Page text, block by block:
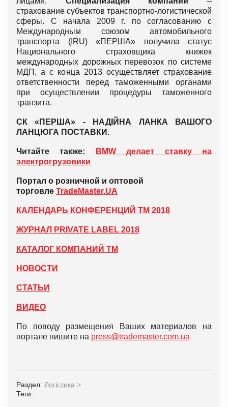
страхование субъектов транспортно-логистической
сферы. С начала 2009 г. по согласованию с
Международным союзом автомобильного
транспорта (IRU) «ПЕРША» получила статус
Национального страховщика книжек
международных дорожных перевозок по системе
МДП, а с конца 2013 осуществляет страхование
ответственности перед таможенными органами
при осуществлении процедуры таможенного
транзита.
СК «ПЕРША» - НАДІЙНА ЛАНКА ВАШОГО
ЛАНЦЮГА ПОСТАВКИ.
Читайте также:
BMW делает ставку на
электрогрузовики
Портал о розничной и оптовой
торговле TradeMaster.UA
КАЛЕНДАРЬ КОНФЕРЕНЦИЙ ТМ 2018
ЖУРНАЛ PRIVATE LABEL 2018
КАТАЛОГ КОМПАНИЙ ТМ
НОВОСТИ
СТАТЬИ
ВИДЕО
По поводу размещения Ваших материалов на
портале пишите на press@trademaster.com.ua
Раздел: Логістика >
Теги: